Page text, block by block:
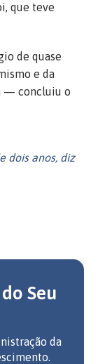
que teve
de quase
e da
— concluiu o
dois anos, diz
Seu
da